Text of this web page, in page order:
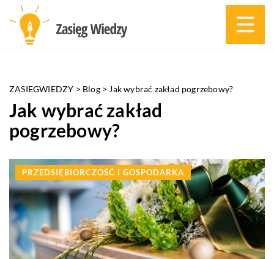
ZASIEGWIEDZY > Blog> Jak wybrać zakład pogrzebowy?
Jak wybrać zakład
pogrzebowy?
PRZEDSIĘBIORCZOŚĆ I GOSPODARKA